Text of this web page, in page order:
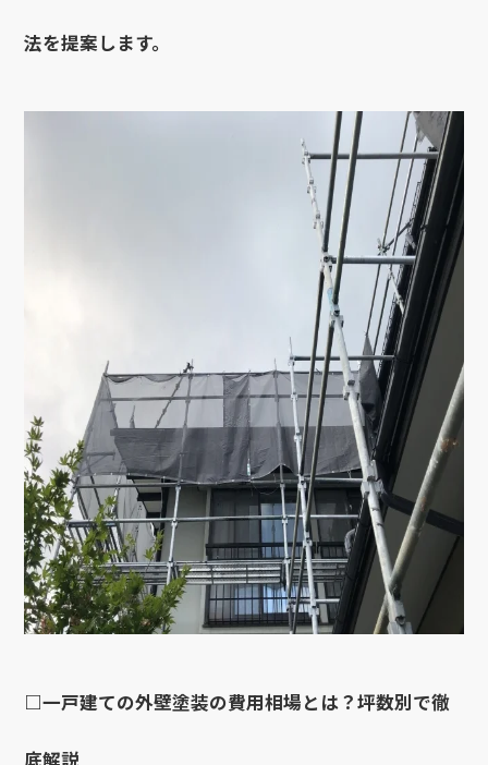
法を提案します。
□一戸建ての外壁塗装の費用相場とは？坪数別で徹
底解説